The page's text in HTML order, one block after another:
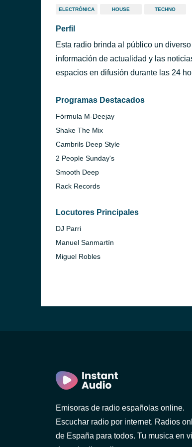
ELECTRÓNICA HOUSE TECHNO
Perfil
Esta radio brinda al público un
información de actualidad y las
espacios en difusión durante las 24
Programas Destacados
Fórmula M-Deejay
Shake The Mix
Cambrils Deep Style
2 People Sunday's
Smooth Deep
Rack Records
Locutores Principales
DJ Parri
Manuel Sanmartín
Miguel Robles
Emisoras de radio españolas online.
Escuchar radio por internet. Radios
de España para todos. Tu musica en